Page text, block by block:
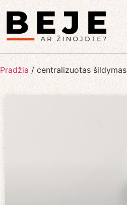
Pradžia / centralizuotas šildymas